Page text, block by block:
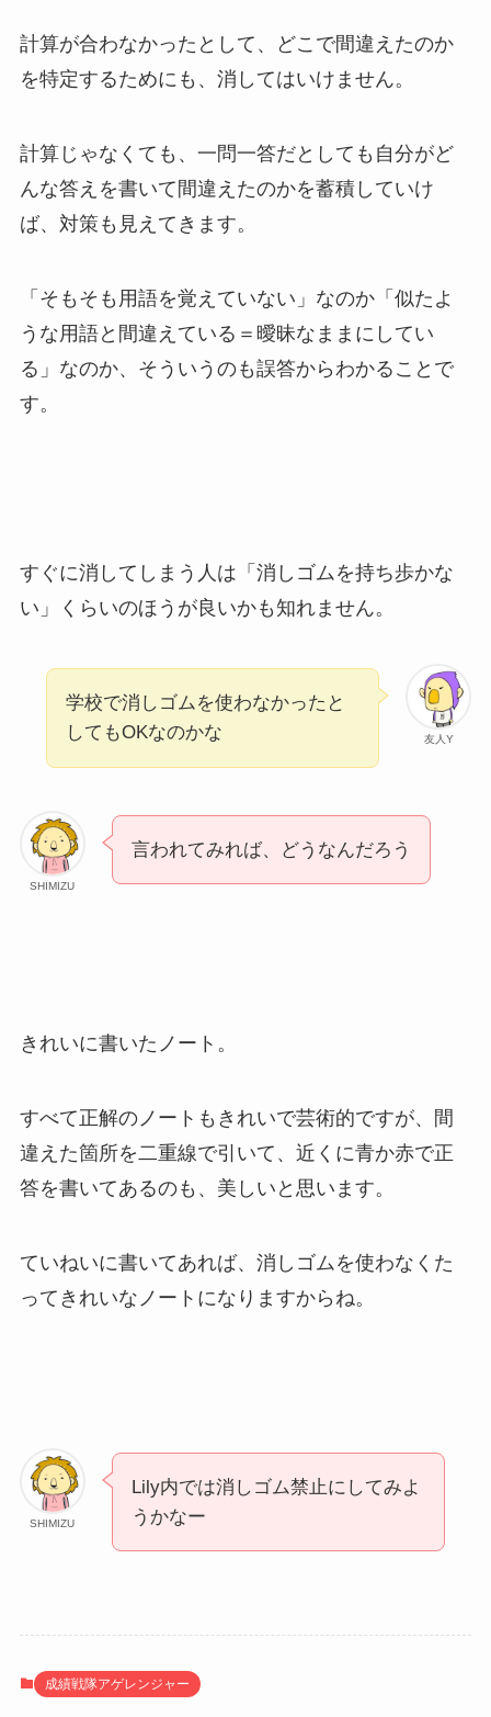
計算が合わなかったとして、どこで間違えたのか
を特定するためにも、消してはいけません。
計算じゃなくても、一問一答だとしても自分がど
んな答えを書いて間違えたのかを蓄積していけ
ば、対策も見えてきます。
「そもそも用語を覚えていない」なのか「似たよ
うな用語と間違えている＝曖昧なままにしてい
る」なのか、そういうのも誤答からわかることで
す。
すぐに消してしまう人は「消しゴムを持ち歩かな
い」くらいのほうが良いかも知れません。
友人Y
学校で消しゴムを使わなかったと
してもOKなのかな
SHIMIZU
言われてみれば、どうなんだろう
きれいに書いたノート。
すべて正解のノートもきれいで芸術的ですが、間
違えた箇所を二重線で引いて、近くに青か赤で正
答を書いてあるのも、美しいと思います。
ていねいに書いてあれば、消しゴムを使わなくた
ってきれいなノートになりますからね。
SHIMIZU
Lily内では消しゴム禁止にしてみよ
うかなー
成績戦隊アゲレンジャー